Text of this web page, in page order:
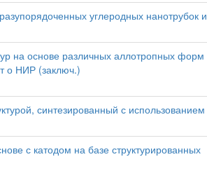
углеродных нанотрубок и
на основе различных аллотропных форм
о НИР (заключ.)
синтезированный с использованием
с катодом на базе структурированных